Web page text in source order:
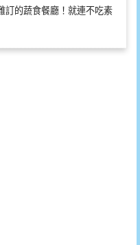
訂的蔬食餐廳！就連不吃素